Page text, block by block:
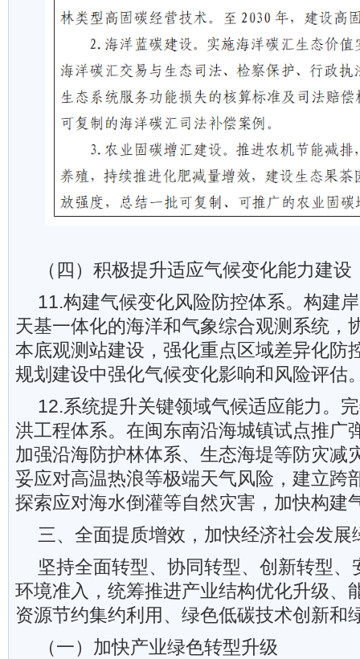
（四）积极提升适应气候变化能力建设
11.构建气候变化风险防控体系。构建
天基一体化的海洋和气象综合观测系统，
本底观测站建设，强化重点区域差异化防
规划建设中强化气候变化影响和风险评估
12.系统提升关键领域气候适应能力。
洪工程体系。在闽东南沿海城镇试点推广
加强沿海防护林体系、生态海堤等防灾减
妥应对高温热浪等极端天气风险，建立跨
探索应对海水倒灌等自然灾害，加快构建
三、全面提质增效，加快经济社会发展
坚持全面转型、协同转型、创新转型
环境准入，统筹推进产业结构优化升级、
资源节约集约利用、绿色低碳技术创新和
（一）加快产业绿色转型升级